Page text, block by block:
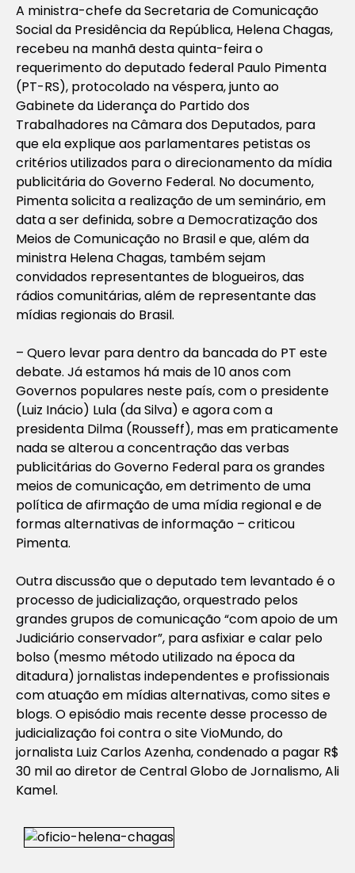
A ministra-chefe da Secretaria de Comunicação
Social da Presidência da República, Helena Chagas,
recebeu na manhã desta quinta-feira o
requerimento do deputado federal Paulo Pimenta
(PT-RS), protocolado na véspera, junto ao
Gabinete da Liderança do Partido dos
Trabalhadores na Câmara dos Deputados, para
que ela explique aos parlamentares petistas os
critérios utilizados para o direcionamento da mídia
publicitária do Governo Federal. No documento,
Pimenta solicita a realização de um seminário, em
data a ser definida, sobre a Democratização dos
Meios de Comunicação no Brasil e que, além da
ministra Helena Chagas, também sejam
convidados representantes de blogueiros, das
rádios comunitárias, além de representante das
mídias regionais do Brasil.
– Quero levar para dentro da bancada do PT este
debate. Já estamos há mais de 10 anos com
Governos populares neste país, com o presidente
(Luiz Inácio) Lula (da Silva) e agora com a
presidenta Dilma (Rousseff), mas em praticamente
nada se alterou a concentração das verbas
publicitárias do Governo Federal para os grandes
meios de comunicação, em detrimento de uma
política de afirmação de uma mídia regional e de
formas alternativas de informação – criticou
Pimenta.
Outra discussão que o deputado tem levantado é o
processo de judicialização, orquestrado pelos
grandes grupos de comunicação “com apoio de um
Judiciário conservador”, para asfixiar e calar pelo
bolso (mesmo método utilizado na época da
ditadura) jornalistas independentes e profissionais
com atuação em mídias alternativas, como sites e
blogs. O episódio mais recente desse processo de
judicialização foi contra o site VioMundo, do
jornalista Luiz Carlos Azenha, condenado a pagar R$
30 mil ao diretor de Central Globo de Jornalismo, Ali
Kamel.